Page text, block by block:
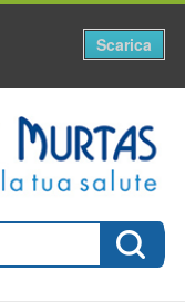
Scarica